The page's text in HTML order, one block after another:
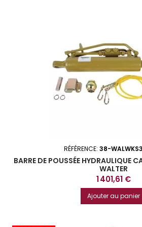
RÉFÉRENCE: 38-
BARRE DE POUSSÉE
WALTER
Prix
1 401,61 €
Ajouter au panier